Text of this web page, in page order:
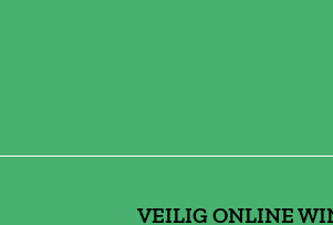
VEILIG ONLINE